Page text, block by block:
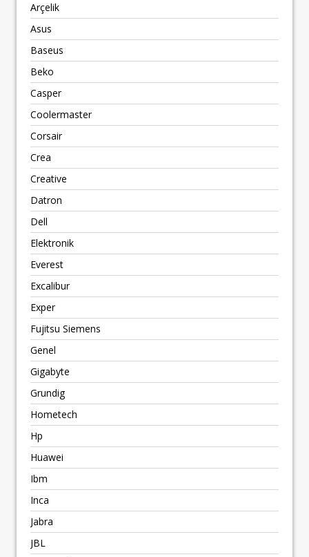
Arçelik
Asus
Baseus
Beko
Casper
Coolermaster
Corsair
Crea
Creative
Datron
Dell
Elektronik
Everest
Excalibur
Exper
Fujitsu Siemens
Genel
Gigabyte
Grundig
Hometech
Hp
Huawei
Ibm
Inca
Jabra
JBL